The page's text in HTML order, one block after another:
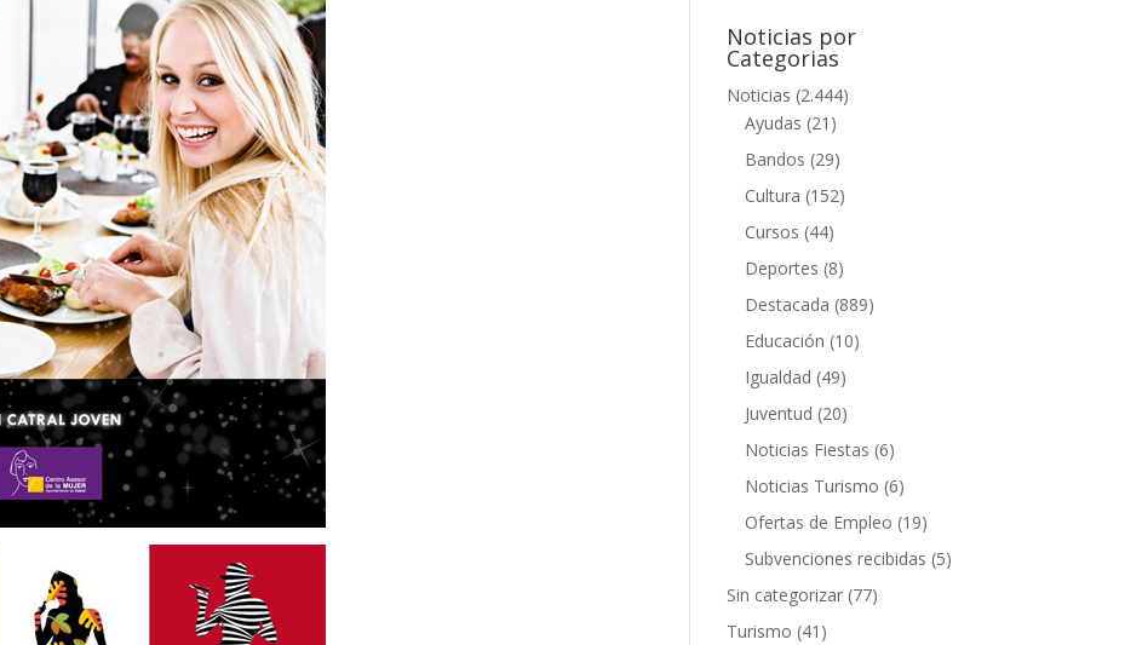
Noticias por
Categorias
Noticias (2.444)
Ayudas (21)
Bandos (29)
Cultura (152)
Cursos (44)
Deportes (8)
Destacada (889)
Educación (10)
Igualdad (49)
Juventud (20)
Noticias Fiestas (6)
Noticias Turismo (6)
Ofertas de Empleo (19)
Subvenciones recibidas (5)
Sin categorizar (77)
Turismo (41)